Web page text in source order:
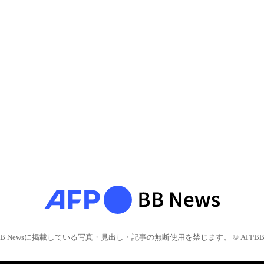
Newsに掲載している写真・見出し・記事の無断使用を禁じます。 © AFPBB